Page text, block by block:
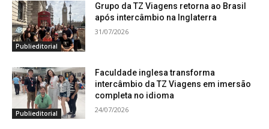
Publieditorial
Grupo da TZ Viagens retorna ao Brasil
após intercâmbio na Inglaterra
31/07/2026
Publieditorial
Faculdade inglesa transforma
intercâmbio da TZ Viagens em imersão
completa no idioma
24/07/2026